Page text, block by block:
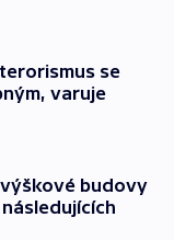
se
varuje
budovy